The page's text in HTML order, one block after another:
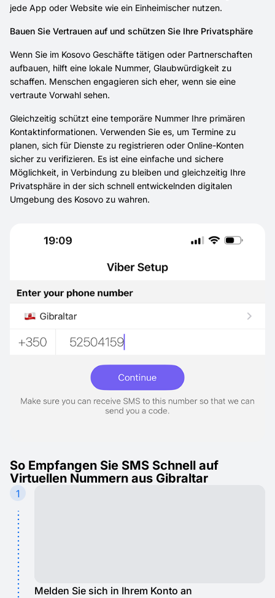
jede App oder Website wie ein Einheimischer nutzen.
Bauen Sie Vertrauen auf und schützen Sie Ihre Privatsphäre
Wenn Sie im Kosovo Geschäfte tätigen oder Partnerschaften
aufbauen, hilft eine lokale Nummer, Glaubwürdigkeit zu
schaffen. Menschen engagieren sich eher, wenn sie eine
vertraute Vorwahl sehen.
Gleichzeitig schützt eine temporäre Nummer Ihre primären
Kontaktinformationen. Verwenden Sie es, um Termine zu
planen, sich für Dienste zu registrieren oder Online-Konten
sicher zu verifizieren. Es ist eine einfache und sichere
Möglichkeit, in Verbindung zu bleiben und gleichzeitig Ihre
Privatsphäre in der sich schnell entwickelnden digitalen
Umgebung des Kosovo zu wahren.
So Empfangen Sie SMS Schnell auf
Virtuellen Nummern aus Gibraltar
1
Melden Sie sich in Ihrem Konto an